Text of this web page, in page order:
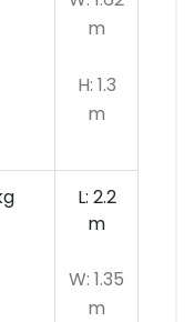
m
H: 1.3
m
L: 2.2
m
W: 1.35
m